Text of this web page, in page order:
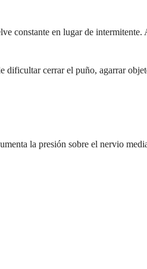
constante en lugar de
cerrar el puño, agarrar
la presión sobre el nervio